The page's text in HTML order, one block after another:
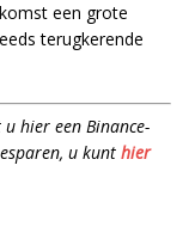
een grote
terugkerende
hier een Binance-
u kunt hier